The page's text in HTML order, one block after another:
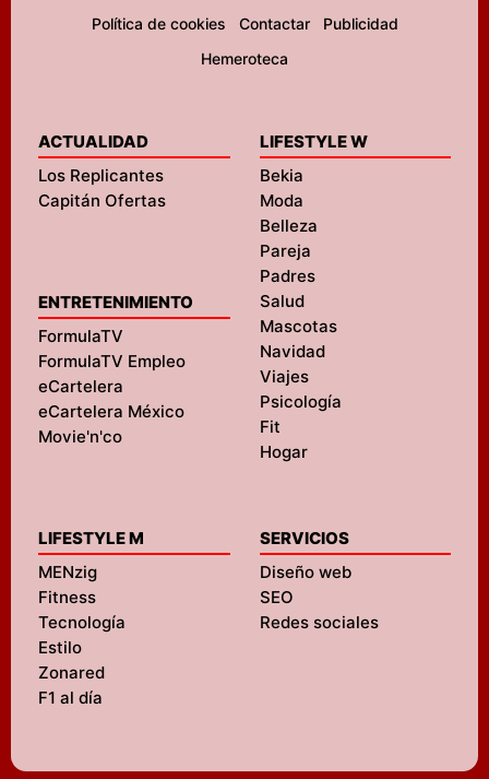
Política de cookies
Contactar
Publicidad
Hemeroteca
ACTUALIDAD
Los Replicantes
Capitán Ofertas
ENTRETENIMIENTO
FormulaTV
FormulaTV Empleo
eCartelera
eCartelera México
Movie'n'co
LIFESTYLE W
Bekia
Moda
Belleza
Pareja
Padres
Salud
Mascotas
Navidad
Viajes
Psicología
Fit
Hogar
LIFESTYLE M
MENzig
Fitness
Tecnología
Estilo
Zonared
F1 al día
SERVICIOS
Diseño web
SEO
Redes sociales